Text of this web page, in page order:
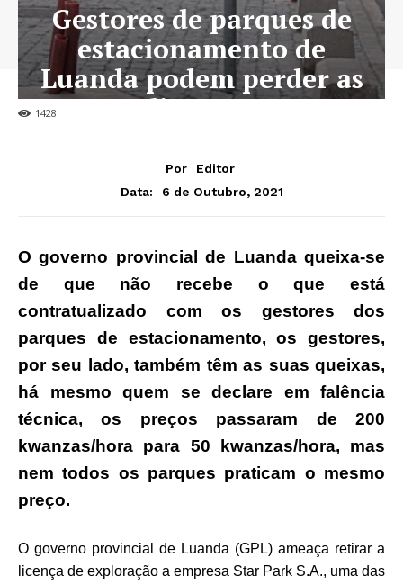
1428
Gestores de parques de
estacionamento de
Luanda podem perder as
licenças
Por
Editor
Data:
6 de Outubro, 2021
O governo provincial de Luanda queixa-se
de que não recebe o que está
contratualizado com os gestores dos
parques de estacionamento, os gestores,
por seu lado, também têm as suas queixas,
há mesmo quem se declare em falência
técnica, os preços passaram de 200
kwanzas/hora para 50 kwanzas/hora, mas
nem todos os parques praticam o mesmo
preço.
O governo provincial de Luanda (GPL) ameaça retirar a
licença de exploração a empresa Star Park S.A., uma das